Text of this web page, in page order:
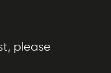
please